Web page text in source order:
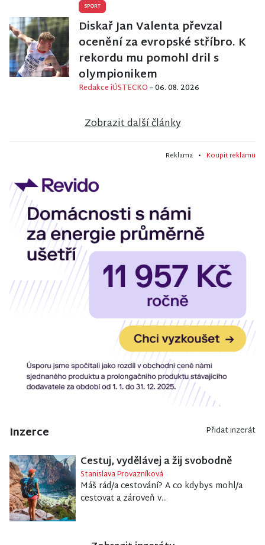
SPORT
Diskař Jan Valenta převzal
ocenění za evropské stříbro. K
rekordu mu pomohl dril s
olympionikem
Redakce iÚSTECKO– 06. 08. 2026
Zobrazit další články
Reklama • Koupit reklamu
Inzerce Přidat inzerát
Cestuj, vydělávej a žij svobodně
Stanislava Provazníková
Máš rád/a cestování? A co kdybys mohl/a
cestovat a zároveň v...